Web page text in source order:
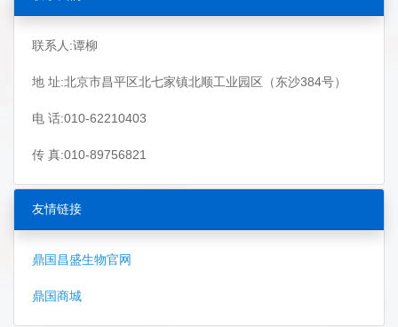
联系人:谭柳
地 址:北京市昌平区北七家镇北顺工业园区（东沙384号）
电 话:010-62210403
传 真:010-89756821
友情链接
鼎国昌盛生物官网
鼎国商城